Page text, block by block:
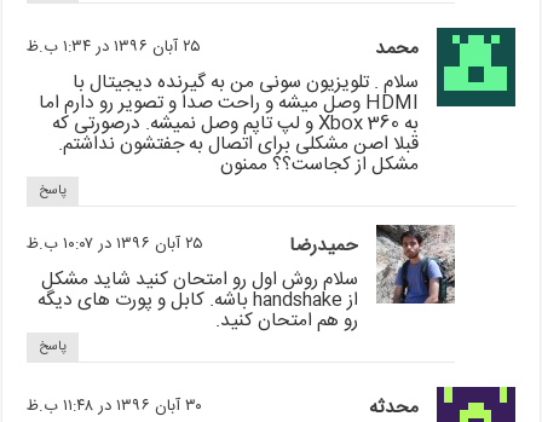
محمد ۲۵ آبان ۱۳۹۶ در ۱:۳۴ ب.ظ
سلام . تلویزیون سونی من به گیرنده دیجیتال با
HDMI وصل میشه و راحت صدا و تصویر رو دارم اما
به Xbox 360 و لپ تاپم وصل نمیشه. درصورتی که
قبلا اصن مشکلی برای اتصال به جفتشون نداشتم.
مشکل از کجاست؟؟ ممنون
پاسخ
حمیدرضا ۲۵ آبان ۱۳۹۶ در ۱۰:۰۷ ب.ظ
سلام روش اول رو امتحان کنید شاید مشکل
از handshake باشه. کابل و پورت های دیگه
رو هم امتحان کنید.
پاسخ
محدثه ۳۰ آبان ۱۳۹۶ در ۱۱:۴۸ ب.ظ